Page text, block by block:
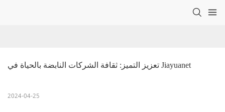
تعزيز التميز: ثقافة الشركات النابضة بالحياة في Jiayuanet
2024-04-25